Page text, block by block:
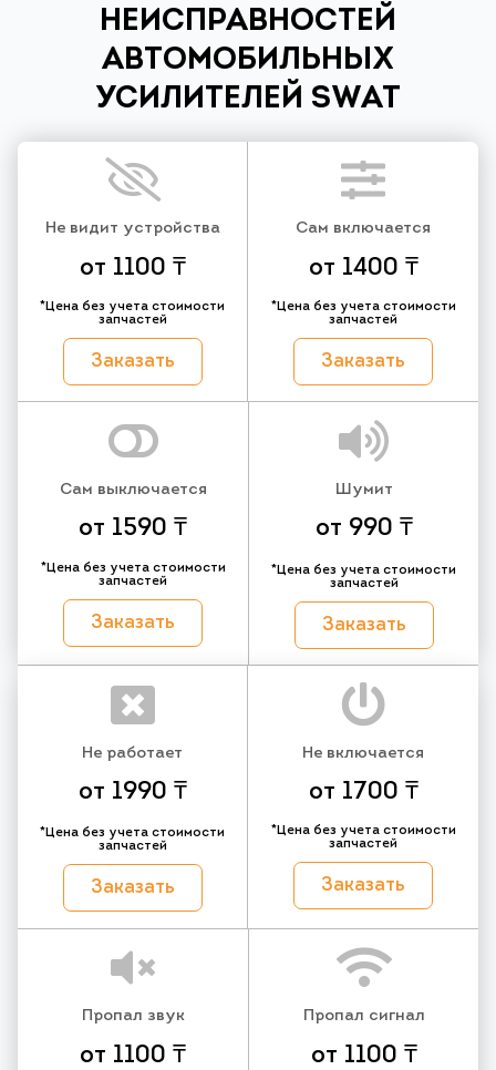
НЕИСПРАВНОСТЕЙ
АВТОМОБИЛЬНЫХ
УСИЛИТЕЛЕЙ SWAT
Не видит устройства
от 1100 ₸
*Цена без учета стоимости
запчастей
Заказать
Сам включается
от 1400 ₸
*Цена без учета стоимости
запчастей
Заказать
Сам выключается
от 1590 ₸
*Цена без учета стоимости
запчастей
Заказать
Шумит
от 990 ₸
*Цена без учета стоимости
запчастей
Заказать
Не работает
от 1990 ₸
*Цена без учета стоимости
запчастей
Заказать
Не включается
от 1700 ₸
*Цена без учета стоимости
запчастей
Заказать
Пропал звук
от 1100 ₸
Пропал сигнал
от 1100 ₸